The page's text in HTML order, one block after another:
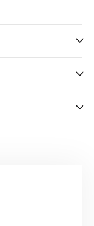
клас
безопасност и